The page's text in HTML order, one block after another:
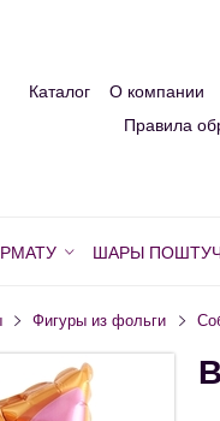
Каталог О компании
Правила
ШАРЫ
Фигуры из фольги